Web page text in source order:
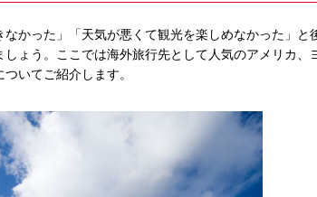
かった」「天気が悪くて観光を楽しめなかった」と
ょう。ここでは海外旅行先として人気のアメリカ、
いてご紹介します。